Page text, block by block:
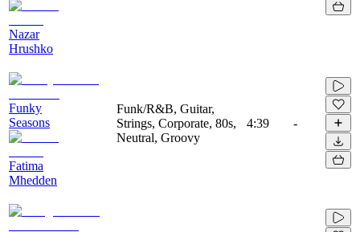
Nazar
Hrushko
Funky
Seasons
Fatima
Mhedden
Funk/R&B, Guitar,
Strings, Corporate, 80s,
Neutral, Groovy
4:39 -